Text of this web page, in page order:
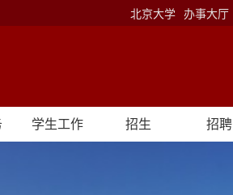
北京大学 办事大厅
学生工作 招生 招聘